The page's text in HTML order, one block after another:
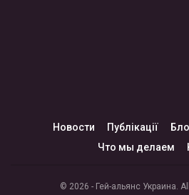
Новости Публікації
Что мы делаем
© 2026 - Гей-альянс Украина.